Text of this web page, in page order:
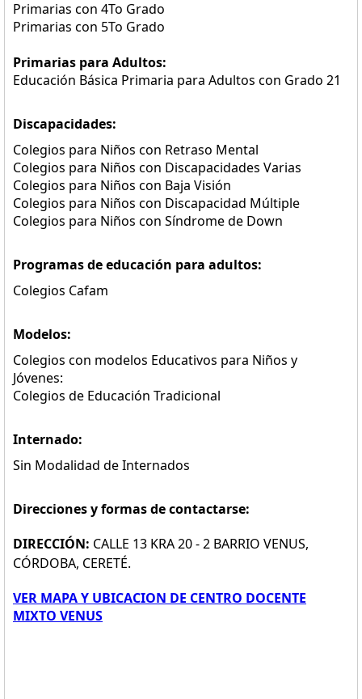
Primarias con 4To Grado
Primarias con 5To Grado
Primarias para Adultos:
Educación Básica Primaria para Adultos con Grado 21
Discapacidades:
Colegios para Niños con Retraso Mental
Colegios para Niños con Discapacidades Varias
Colegios para Niños con Baja Visión
Colegios para Niños con Discapacidad Múltiple
Colegios para Niños con Síndrome de Down
Programas de educación para adultos:
Colegios Cafam
Modelos:
Colegios con modelos Educativos para Niños y
Jóvenes:
Colegios de Educación Tradicional
Internado:
Sin Modalidad de Internados
Direcciones y formas de contactarse:
DIRECCIÓN: CALLE 13 KRA 20 - 2 BARRIO VENUS,
CÓRDOBA, CERETÉ.
VER MAPA Y UBICACION DE CENTRO DOCENTE
MIXTO VENUS